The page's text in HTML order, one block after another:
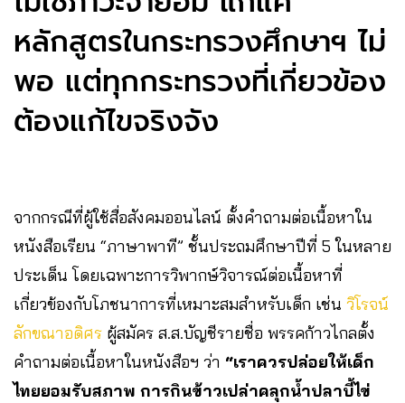
หลักสูตรในกระทรวงศึกษาฯ ไม่
พอ แต่ทุกกระทรวงที่เกี่ยวข้อง
ต้องแก้ไขจริงจัง
จากกรณีที่ผู้ใช้สื่อสังคมออนไลน์ ตั้งคำถามต่อเนื้อหาใน
หนังสือเรียน “ภาษาพาที” ชั้นประถมศึกษาปีที่ 5 ในหลาย
ประเด็น โดยเฉพาะการวิพากษ์วิจารณ์ต่อเนื้อหาที่
เกี่ยวข้องกับโภชนาการที่เหมาะสมสำหรับเด็ก เช่น วิโรจน์
ลักขณาอดิศร ผู้สมัคร ส.ส.บัญชีรายชื่อ พรรคก้าวไกลตั้ง
คำถามต่อเนื้อหาในหนังสือฯ ว่า “เราควรปล่อยให้เด็ก
ไทยยอมรับสภาพ การกินข้าวเปล่าคลุกน้ำปลาบี้ไข่